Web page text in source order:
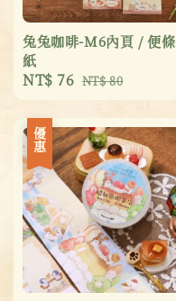
兔兔咖啡-M6內頁 / 便條
紙
Sale
NT$ 76 Regular
NT$ 80
優惠